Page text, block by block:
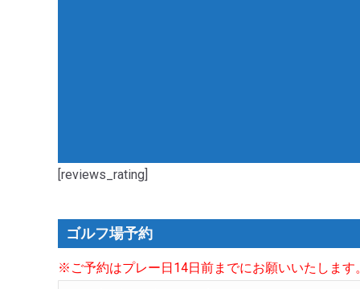
[reviews_rating]
ゴルフ場予約
※ご予約はプレー日14日前までにお願いいたします